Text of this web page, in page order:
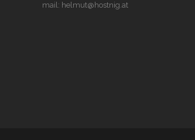
mail: helmut@hostnig.at